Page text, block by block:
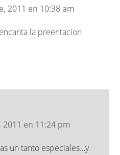
2011 en 10:38 am
la preentacion
en 11:24 pm
un tanto especiales…y